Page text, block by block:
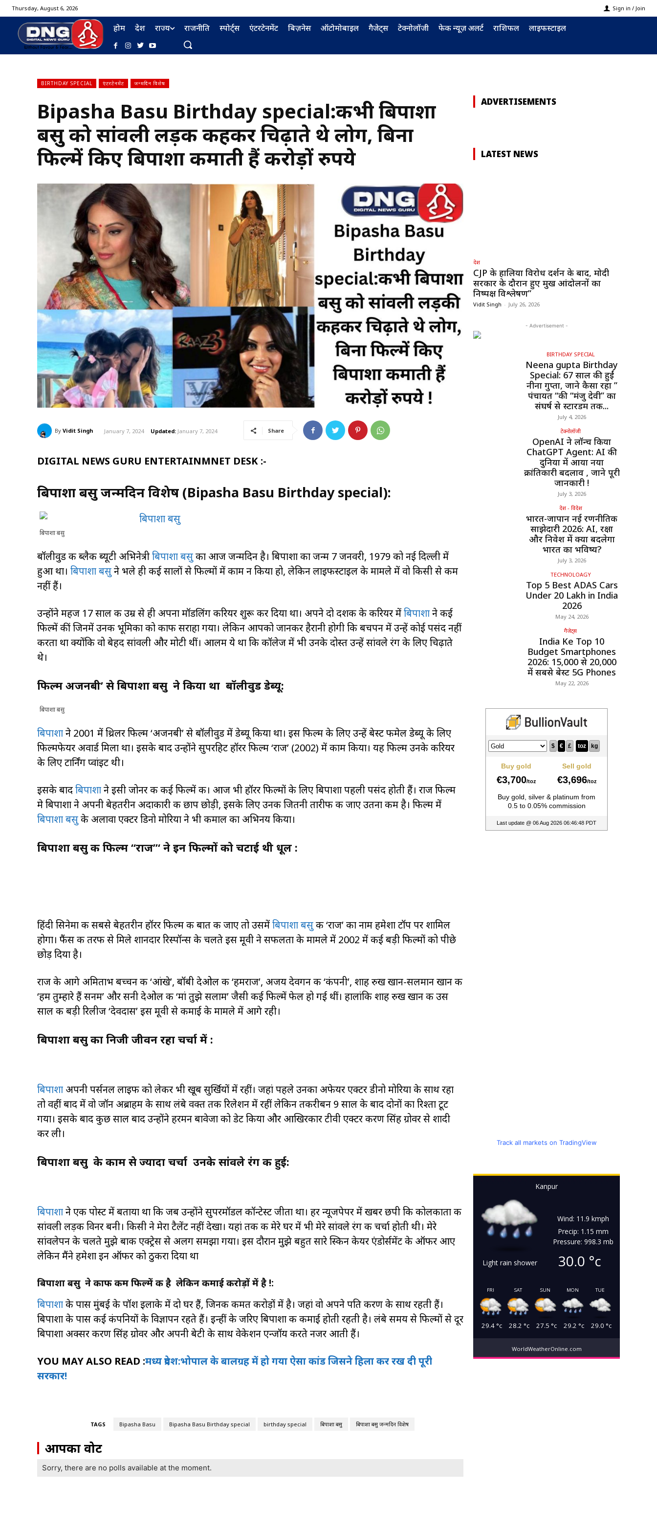
Thursday, August 6, 2026 Sign in / Join
होम देश राज्य राजनीति स्पोर्ट्स एंटरटेनमेंट बिज़नेस ऑटोमोबाइल गैजेट्स टेक्नोलॉजी फेक न्यूज़ अलर्ट राशिफल लाइफस्टाइल
BIRTHDAY SPECIAL एंटरटेनमेंट जन्मदिन विशेष
Bipasha Basu Birthday special:कभी बिपाशा
बसु को सांवली लड़की कहकर चिढ़ाते थे लोग, बिना
फिल्में किए बिपाशा कमाती हैं करोड़ों रुपये
By Vidit Singh January 7, 2024 Updated: January 7, 2024 Share
DIGITAL NEWS GURU ENTERTAINMNET DESK :-
बिपाशा बसु जन्मदिन विशेष (Bipasha Basu Birthday special):
बिपाशा बसु
बॉलीवुड की ब्लैक ब्यूटी अभिनेत्रीबिपाशा बसुका आज जन्मदिन है। बिपाशा का जन्म 7 जनवरी, 1979 को नई दिल्ली में
हुआ था। बिपाशा बसुने भले ही कई सालों से फिल्मों में काम न किया हो, लेकिन लाइफस्टाइल के मामले में वो किसी से कम
नहीं हैं।
उन्होंने महज 17 साल की उम्र से ही अपना मॉडलिंग करियर शुरू कर दिया था। अपने दो दशक के करियर मेंबिपाशाने कई
फिल्में कीं जिनमें उनकी भूमिका को काफी सराहा गया। लेकिन आपको जानकर हैरानी होगी कि बचपन में उन्हें कोई पसंद नहीं
करता था क्योंकि वो बेहद सांवली और मोटी थीं। आलम ये था कि कॉलेज में भी उनके दोस्त उन्हें सांवले रंग के लिए चिढ़ाते
थे।
फिल्म अजनबी’ से बिपाशा बसु ने किया था बॉलीवुड डेब्यू:
बिपाशा बसु
बिपाशाने 2001 में थ्रिलर फिल्म ‘अजनबी’ से बॉलीवुड में डेब्यू किया था। इस फिल्म के लिए उन्हें बेस्ट फीमेल डेब्यू के लिए
फिल्मफेयर अवार्ड मिला था। इसके बाद उन्होंने सुपरहिट हॉरर फिल्म ‘राज’ (2002) में काम किया। यह फिल्म उनके करियर
के लिए टार्निंग प्वांइट थी।
इसके बादबिपाशाने इसी जोनर की कई फिल्में की। आज भी हॉरर फिल्मों के लिए बिपाशा पहली पसंद होती हैं। राज फिल्म
मे बिपाशा ने अपनी बेहतरीन अदाकारी की छाप छोड़ी, इसके लिए उनकी जितनी तारीफ की जाए उतना कम है। फिल्म में
बिपाशा बसुके अलावा एक्टर डिनो मोरिया ने भी कमाल का अभिनय किया।
बिपाशा बसु की फिल्म “राज”‘ ने इन फिल्मों को चटाई थी धूल :
हिंदी सिनेमा की सबसे बेहतरीन हॉरर फिल्म की बात की जाए तो उसमेंबिपाशा बसुकी ‘राज’ का नाम हमेशा टॉप पर शामिल
होगा। फैंस की तरफ से मिले शानदार रिस्पॉन्स के चलते इस मूवी ने सफलता के मामले में 2002 में कई बड़ी फिल्मों को पीछे
छोड़ दिया है।
राज के आगे अमिताभ बच्चन की ‘आंखे’, बॉबी देओल की ‘हमराज’, अजय देवगन की ‘कंपनी’, शाह रुख खान-सलमान खान की
‘हम तुम्हारे हैं सनम’ और सनी देओल की ‘मां तुझे सलाम’ जैसी कई फिल्में फेल हो गई थीं। हालांकि शाह रुख खान की उस
साल की बड़ी रिलीज ‘देवदास’ इस मूवी से कमाई के मामले में आगे रही।
बिपाशा बसु का निजी जीवन रहा चर्चा में :
बिपाशा अपनी पर्सनल लाइफ को लेकर भी खूब सुर्खियों में रहीं। जहां पहले उनका अफेयर एक्टर डीनो मोरिया के साथ रहा
तो वहीं बाद में वो जॉन अब्राहम के साथ लंबे वक्त तक रिलेशन में रहीं लेकिन तकरीबन 9 साल के बाद दोनों का रिश्ता टूट
गया। इसके बाद कुछ साल बाद उन्होंने हरमन बावेजा को डेट किया और आखिरकार टीवी एक्टर करण सिंह ग्रोवर से शादी
कर ली।
बिपाशा बसु के काम से ज्यादा चर्चा उनके सांवले रंग की हुई:
बिपाशाने एक पोस्ट में बताया था कि जब उन्होंने सुपरमॉडल कॉन्टेस्ट जीता था। हर न्यूजपेपर में खबर छपी कि कोलकाता की
सांवली लड़की विनर बनी। किसी ने मेरा टैलेंट नहीं देखा। यहां तक की मेरे घर में भी मेरे सांवले रंग की चर्चा होती थी। मेरे
सांवलेपन के चलते मुझे बाकी एक्ट्रेस से अलग समझा गया। इस दौरान मुझे बहुत सारे स्किन केयर एंडोर्समेंट के ऑफर आए
लेकिन मैंने हमेशा इन ऑफर को ठुकरा दिया था
बिपाशा बसु ने काफी कम फिल्में की है लेकिन कमाई करोड़ों में है !:
बिपाशाके पास मुंबई के पॉश इलाके में दो घर हैं, जिनकी कीमत करोड़ों में है। जहां वो अपने पति करण के साथ रहती हैं।
बिपाशा के पास कई कंपनियों के विज्ञापन रहते हैं। इन्हीं के जरिए बिपाशा की कमाई होती रहती है। लंबे समय से फिल्मों से दूर
बिपाशा अक्सर करण सिंह ग्रोवर और अपनी बेटी के साथ वेकेशन एन्जॉय करते नजर आती हैं।
YOU MAY ALSO READ :मध्य प्रदेश:भोपाल के बालग्रह में हो गया ऐसा कांड जिसने हिला कर रख दी पूरी
सरकार!
TAGS Bipasha Basu Bipasha Basu Birthday special birthday special बिपाशा बसु बिपाशा बसु जन्मदिन विशेष
आपका वोट
Sorry, there are no polls available at the moment.
ADVERTISEMENTS
BURMA FURNISHING
LATEST NEWS
देश
CJP के हालिया विरोध प्रदर्शन के बाद, मोदी
सरकार के दौरान हुए प्रमुख आंदोलनों का
निष्पक्ष विश्लेषण”
Vidit Singh - July 26, 2026
- Advertisement -
BIRTHDAY SPECIAL
Neena gupta Birthday
Special: 67 साल की हुईं
नीना गुप्ता, जाने कैसा रहा ”
पंचायत “की “मंजु देवी” का
संघर्ष से स्टारडम तक...
July 4, 2026
टेक्नोलॉजी
OpenAI ने लॉन्च किया
ChatGPT Agent: AI की
दुनिया में आया नया
क्रांतिकारी बदलाव , जाने पूरी
जानकारी !
July 3, 2026
देश - विदेश
भारत-जापान नई रणनीतिक
साझेदारी 2026: AI, रक्षा
और निवेश में क्या बदलेगा
भारत का भविष्य?
July 3, 2026
TECHNOLOAGY
Top 5 Best ADAS Cars
Under ₹20 Lakh in India
2026
May 24, 2026
गैजेट्स
India Ke Top 10
Budget Smartphones
2026: ₹15,000 से ₹20,000
में सबसे बेस्ट 5G Phones
May 22, 2026
Track all markets on TradingView
Kanpur
Light rain shower
Wind: 11.9 kmph
Precip: 1.15 mm
Pressure: 998.3 mb
30.0 °c
FRI
29.4°c
SAT
28.2 °c
SUN
27.5 °c
MON
29.2 °c
TUE
29.0 °c
WorldWeatherOnline.com